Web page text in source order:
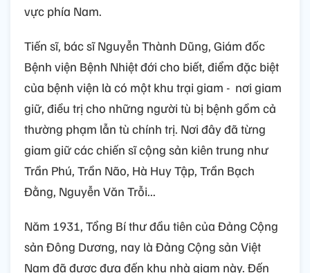
vực phía Nam.
Tiến sĩ, bác sĩ Nguyễn Thành Dũng, Giám đốc
Bệnh viện Bệnh Nhiệt đới cho biết, điểm đặc biệt
của bệnh viện là có một khu trại giam - nơi giam
giữ, điều trị cho những người tù bị bệnh gồm cả
thường phạm lẫn tù chính trị. Nơi đây đã từng
giam giữ các chiến sĩ cộng sản kiên trung như
Trần Phú, Trần Não, Hà Huy Tập, Trần Bạch
Đằng, Nguyễn Văn Trỗi...
Năm 1931, Tổng Bí thư đầu tiên của Đảng Cộng
sản Đông Dương, nay là Đảng Cộng sản Việt
Nam đã được đưa đến khu nhà giam này. Đến